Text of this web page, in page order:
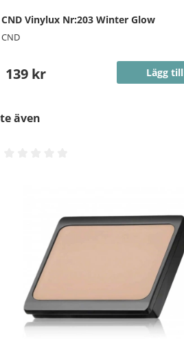
CND Vinylux Nr:203 Winter Glow
CND
139 kr Lägg till
även